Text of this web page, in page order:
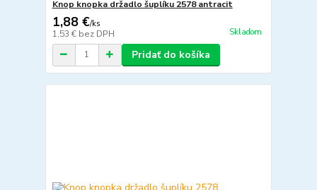
Knop knopka držadlo šuplíku 2578 antracit
1,88 €/ks
1,53 € bez DPH Skladom
Pridať do košíka